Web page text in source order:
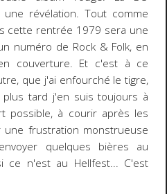
révélation. Tout comme
cette rentrée 1979 sera une
numéro de Rock & Folk, en
couverture. Et c'est à ce
que j'ai enfourché le tigre,
tard j'en suis toujours à
possible, à courir après les
frustration monstrueuse
quelques bières au
ce n'est au Hellfest... C'est